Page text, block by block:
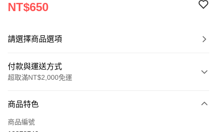
NT$650
請選擇商品選項
付款與運送方式
超取滿NT$2,000免運
信用卡一次付款
超商取貨付款
商品特色
商品編號